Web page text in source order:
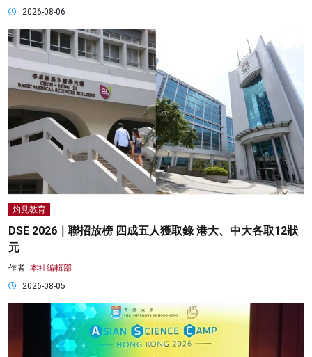
2026-08-06
灼見教育
DSE 2026｜聯招放榜 四成五人獲取錄 港大、中大各取12狀
元
作者: 本社編輯部
2026-08-05